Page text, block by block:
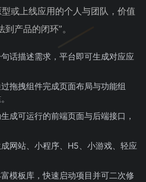
或上线应用的个人与团队，价值
产品的闭环”。
话描述需求，平台即可生成对应应
拖拽组件完成页面布局与功能组
成可运行的前端页面与后端接口，
网站、小程序、H5、小游戏、轻应
模板库，快速启动项目并可二次修